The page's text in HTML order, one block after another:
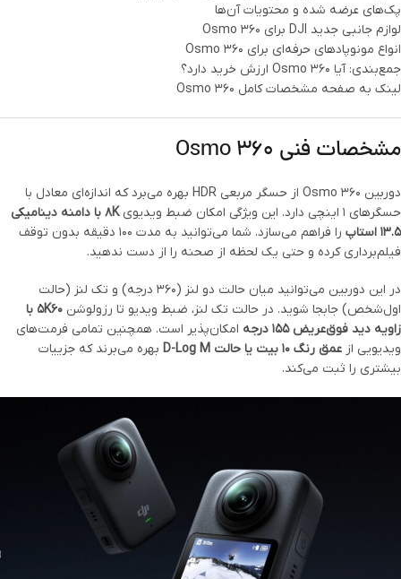
پک‌های عرضه شده و محتویات آن‌ها
لوازم جانبی جدید DJI برای Osmo 360
انواع مونوپادهای حرفه‌ای برای Osmo 360
جمع‌بندی: آیا Osmo 360 ارزش خرید دارد؟
لینک به صفحه مشخصات کامل Osmo 360
مشخصات فنی Osmo 360
دوربین Osmo 360 از حسگر مربعی HDR بهره می‌برد که اندازه‌ای معادل با
حسگرهای ۱ اینچی دارد. این ویژگی امکان ضبط ویدیوی
۸K با دامنه دینامیکی
۱۳.۵ استاپ
را فراهم می‌سازد. شما می‌توانید به مدت ۱۰۰ دقیقه بدون توقف
فیلم‌برداری کرده و حتی یک لحظه از صحنه را از دست ندهید.
در این دوربین می‌توانید میان حالت دو لنز (۳۶۰ درجه) و تک لنز (حالت
اول‌شخص) جابجا شوید. در حالت تک لنز، ضبط ویدیو تا رزولوشن
5K60 با
زاویه دید فوق‌عریض ۱۵۵ درجه
امکان‌پذیر است. همچنین تمامی فرمت‌های
ویدیویی از عمق رنگ ۱۰ بیت یا حالت D-Log M
بهره می‌برند که جزییات
بیشتری را ثبت می‌کند.